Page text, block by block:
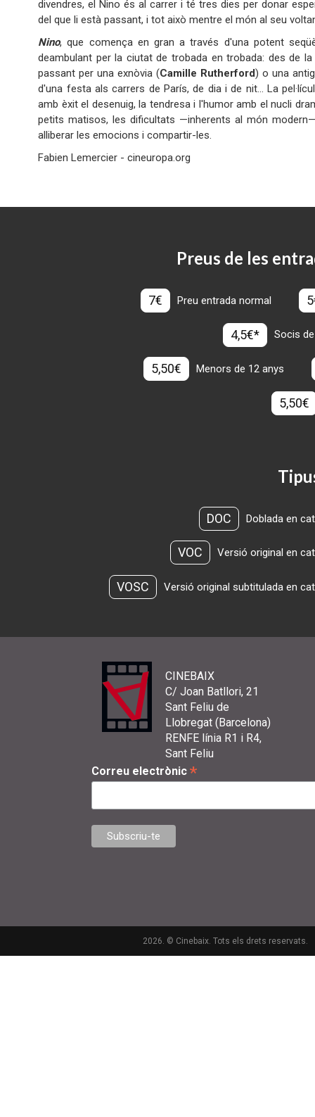
divendres, el Nino és al carrer i té tres dies per donar
del que li està passant, i tot això mentre el món al seu
Nino, que comença en gran a través d'una potent
deambulant per la ciutat de trobada en trobada: des de
passant per una exnòvia (Camille Rutherford) o una
d'una festa als carrers de París, de dia i de nit... La
amb èxit el desenuig, la tendresa i l'humor amb el nucli
petits matisos, les dificultats —inherents al món
alliberar les emocions i compartir-les.
Fabien Lemercier - cineuropa.org
Preus de les
7€ Preu entrada normal
4,5€* Socis
5,50€ Menors de 12 anys
5,50€
DOC Doblada en
VOC Versió original en
VOSC Versió original subtitulada en
CINEBAIX
C/ Joan Batllori, 21
Sant Feliu de
Llobregat (Barcelona)
RENFE línia R1 i R4,
Sant Feliu
Correu electrònic *
2026. © Cinebaix. Tots els drets reservats.